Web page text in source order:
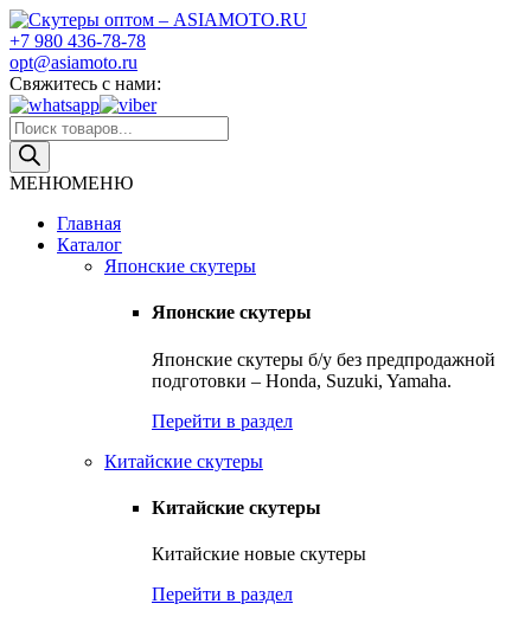
Skip
to
content
Скутеры оптом – ASIAMOTO.RU
Японские и китайские скутеры оптом
+7 980 436-78-78
opt@asiamoto.ru
Свяжитесь с нами:
Поиск
товаров
МЕНЮМЕНЮ
Главная
Каталог
Японские скутеры
Японские скутеры
Японские скутеры б/у без предпродажной
подготовки – Honda, Suzuki, Yamaha.
Перейти в раздел
Китайские скутеры
Китайские скутеры
Китайские новые скутеры
Перейти в раздел